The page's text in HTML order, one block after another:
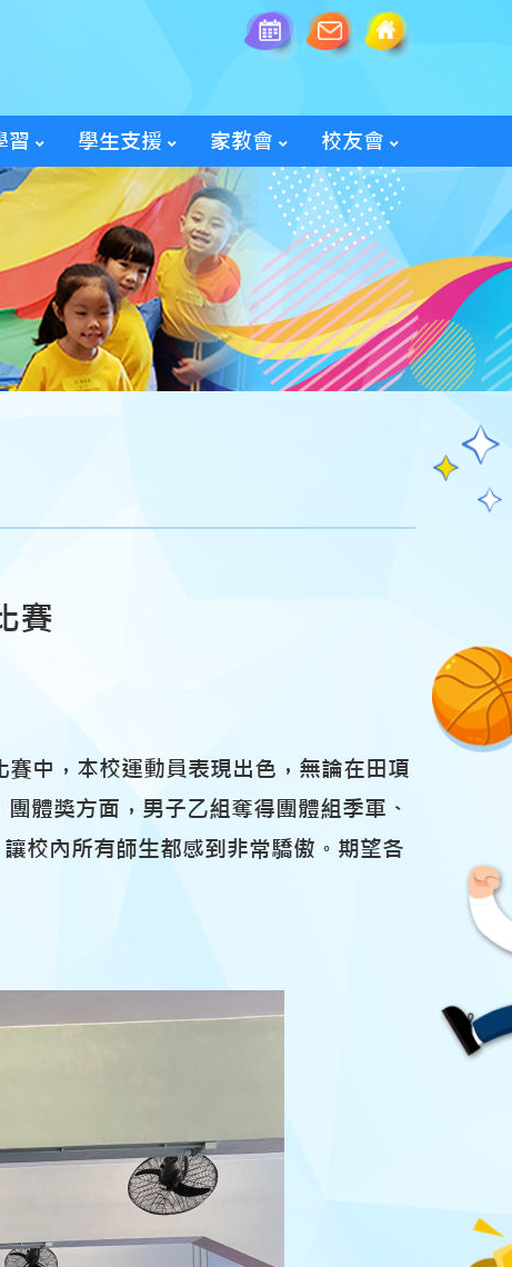
習 學生支援 家教會 校友會
賽
中，本校運動員表現出色，無論在田項
體獎方面，男子乙組奪得團體組季軍、
校內所有師生都感到非常驕傲。期望各